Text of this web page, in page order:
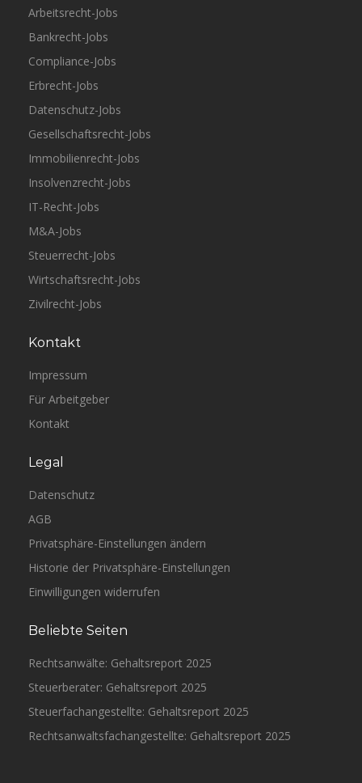
Arbeitsrecht-Jobs
Bankrecht-Jobs
Compliance-Jobs
Erbrecht-Jobs
Datenschutz-Jobs
Gesellschaftsrecht-Jobs
Immobilienrecht-Jobs
Insolvenzrecht-Jobs
IT-Recht-Jobs
M&A-Jobs
Steuerrecht-Jobs
Wirtschaftsrecht-Jobs
Zivilrecht-Jobs
Kontakt
Impressum
Für Arbeitgeber
Kontakt
Legal
Datenschutz
AGB
Privatsphäre-Einstellungen ändern
Historie der Privatsphäre-Einstellungen
Einwilligungen widerrufen
Beliebte Seiten
Rechtsanwälte: Gehaltsreport 2025
Steuerberater: Gehaltsreport 2025
Steuerfachangestellte: Gehaltsreport 2025
Rechtsanwaltsfachangestellte: Gehaltsreport 2025